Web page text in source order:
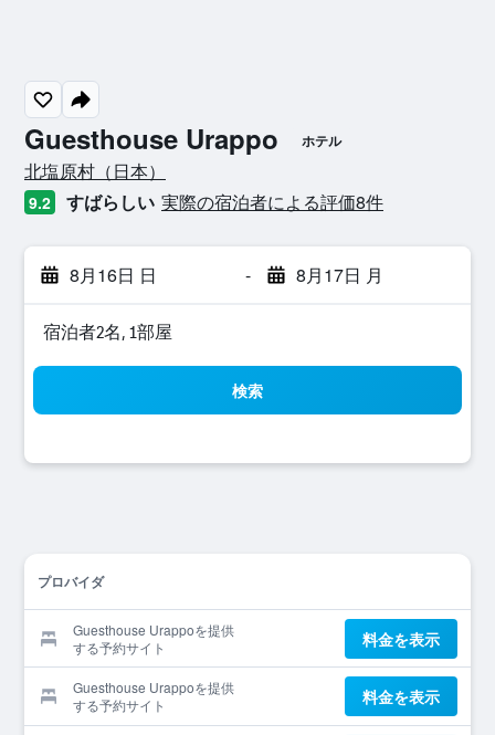
Guesthouse Urappo ホテル
0つ星
北塩原村​（日本​）​
9.2 すばらしい 実際の宿泊者による評価8​件
8月16日 日 - 8月17日 月
宿泊者2名, 1​部屋
検索
プロバイダ
Guesthouse Urappoを提供
する予約サイト
料金を表示
Guesthouse Urappoを提供
する予約サイト
料金を表示